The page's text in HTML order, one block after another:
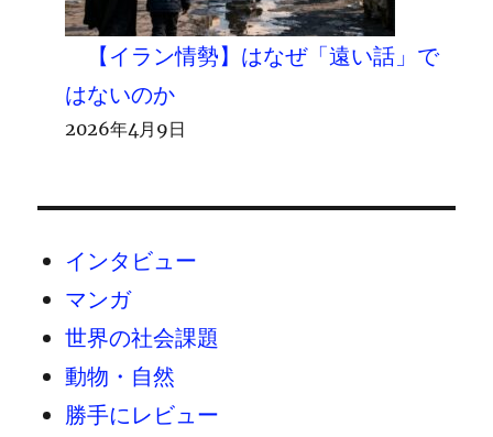
【イラン情勢】はなぜ「遠い話」で
はないのか
2026年4月9日
インタビュー
マンガ
世界の社会課題
動物・自然
勝手にレビュー